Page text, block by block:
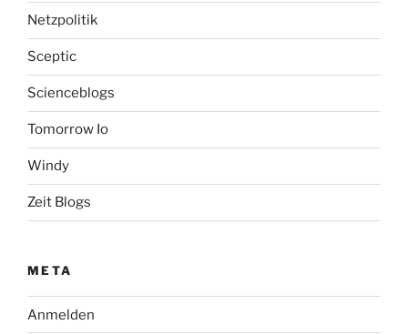
Netzpolitik
Sceptic
Scienceblogs
Tomorrow Io
Windy
Zeit Blogs
META
Anmelden